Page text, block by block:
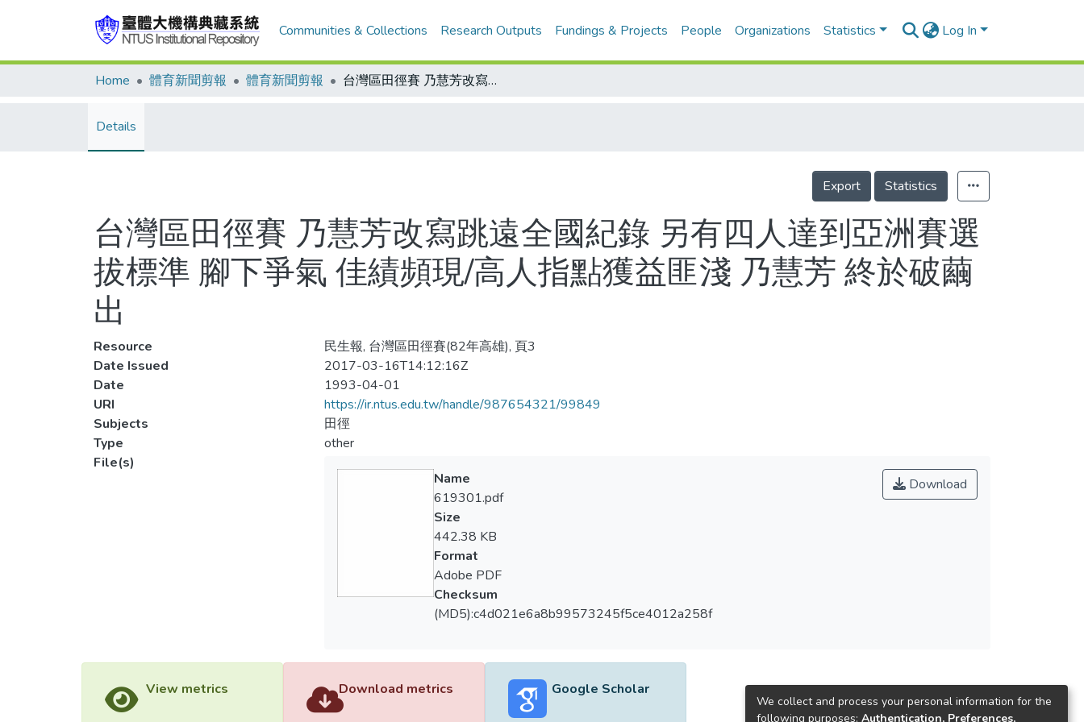
Communities & Collections Research Outputs Fundings & Projects People Organizations Statistics Log In
Home 體育新聞剪報 體育新聞剪報 台灣區田徑賽 乃慧芳改寫跳遠全國紀錄 另有四人達到亞洲賽選拔標準 腳下爭氣 佳績頻現/高人指點獲益匪淺 乃慧芳 終於破繭出
Details
Export Statistics
台灣區田徑賽 乃慧芳改寫跳遠全國紀錄 另有四人達到亞洲賽選
拔標準 腳下爭氣 佳績頻現/高人指點獲益匪淺 乃慧芳 終於破繭
出
Resource
民生報, 台灣區田徑賽(82年高雄), 頁3
Date Issued
2017-03-16T14:12:16Z
Date
1993-04-01
URI
https://ir.ntus.edu.tw/handle/987654321/99849
Subjects
田徑
Type
other
File(s)
Download
Name
619301.pdf
Size
442.38 KB
Format
Adobe PDF
Checksum
(MD5):c4d021e6a8b99573245f5ce4012a258f
View metrics Download metrics Google Scholar
We collect and process your personal information for the
following purposes: Authentication, Preferences,